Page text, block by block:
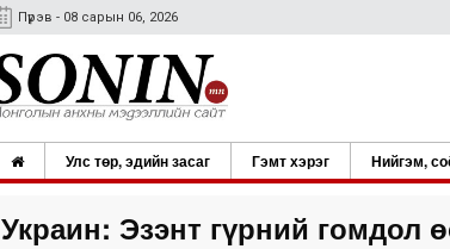
Пүрэв - 08 сарын 06, 2026
Улс төр, эдийн засаг Гэмт хэрэг Нийгэм,
Украин: Эзэнт гүрний гомдол